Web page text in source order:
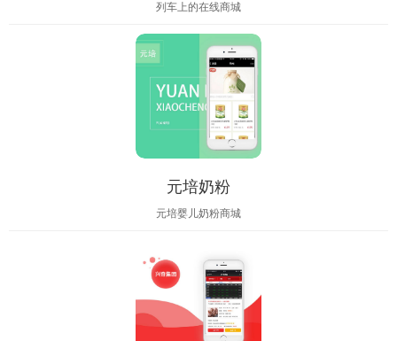
列车上的在线商城
元培奶粉
元培婴儿奶粉商城